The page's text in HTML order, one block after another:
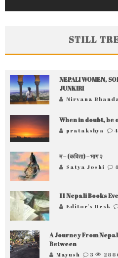
STILL
NEPALI WOMEN,
JUNKIRI
Nirvana
When in doubt, be
pratakshya 4
म – (कविता) – भाग २
Satya Joshi 4
11 Nepali Books
Editor's Desk
A Journey From
Between
Mayush 3